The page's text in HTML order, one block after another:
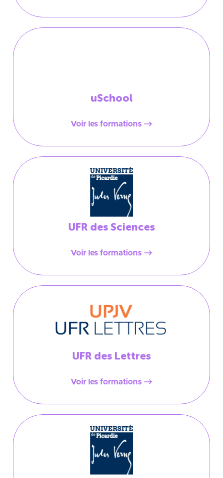
uSchool
Voir les formations
UFR des Sciences
Voir les formations
UFR des Lettres
Voir les formations